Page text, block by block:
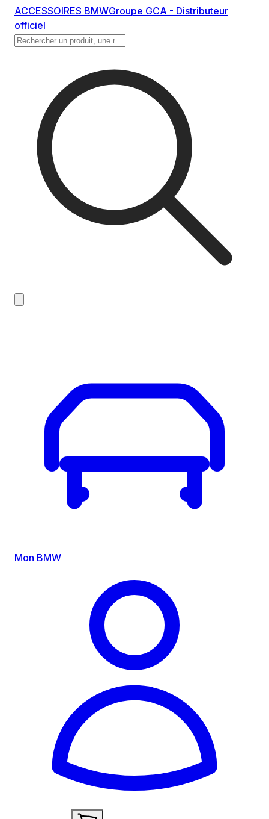
ACCESSOIRES BMWGroupe GCA - Distributeur
officiel
Mon BMW